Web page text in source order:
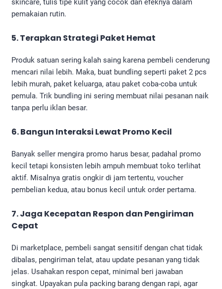
skincare, tulis tipe kulit yang cocok dan efeknya dalam
pemakaian rutin.
5. Terapkan Strategi Paket Hemat
Produk satuan sering kalah saing karena pembeli cenderung
mencari nilai lebih. Maka, buat bundling seperti paket 2 pcs
lebih murah, paket keluarga, atau paket coba-coba untuk
pemula. Trik bundling ini sering membuat nilai pesanan naik
tanpa perlu iklan besar.
6. Bangun Interaksi Lewat Promo Kecil
Banyak seller mengira promo harus besar, padahal promo
kecil tetapi konsisten lebih ampuh membuat toko terlihat
aktif. Misalnya gratis ongkir di jam tertentu, voucher
pembelian kedua, atau bonus kecil untuk order pertama.
7. Jaga Kecepatan Respon dan Pengiriman
Cepat
Di marketplace, pembeli sangat sensitif dengan chat tidak
dibalas, pengiriman telat, atau update pesanan yang tidak
jelas. Usahakan respon cepat, minimal beri jawaban
singkat. Upayakan pula packing barang dengan rapi, agar